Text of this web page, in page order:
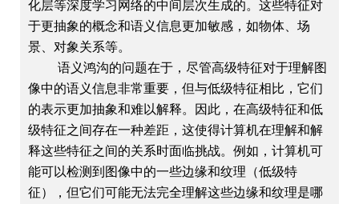
化层等深度学习网络的中间层次生成的。这些特征对
于更抽象的概念和语义信息更加敏感，如物体、场
景、对象关系等。
语义鸿沟的问题在于，尽管高级特征对于理解图
像中的语义信息非常重要，但与低级特征相比，它们
的表示更加抽象和难以解释。因此，在高级特征和低
级特征之间存在一种差距，这使得计算机在理解和解
释这些特征之间的关系时面临挑战。例如，计算机可
能可以检测到图像中的一些边缘和纹理（低级特
征），但它们可能无法完全理解这些边缘和纹理是哪